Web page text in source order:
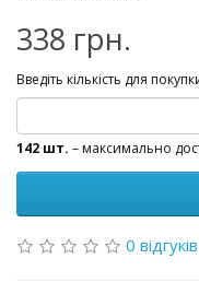
338 грн.
Введіть кількість для
142 шт. – максимально
0 відгуків